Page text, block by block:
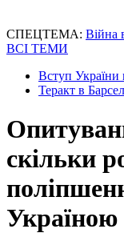
СПЕЦТЕМА: Війна
ВСІ ТЕМИ
Вступ
Теракт в
скільки
Україною